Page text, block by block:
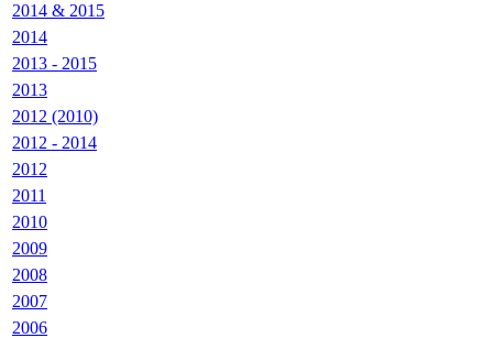
2014 & 2015
2014
2013 - 2015
2013
2012 (2010)
2012 - 2014
2012
2011
2010
2009
2008
2007
2006